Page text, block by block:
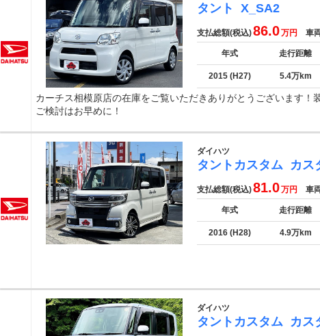
タント X_SA2
支払総額(税込)86.0万円 車
年式 走行距離
2015 (H27) 5.4万km
カーチス相模原店の在庫をご覧いただきありがとうございます！
ご検討はお早めに！
ダイハツ
タントカスタム カス
支払総額(税込)81.0万円 車
年式 走行距離
2016 (H28) 4.9万km
ダイハツ
タントカスタム カス